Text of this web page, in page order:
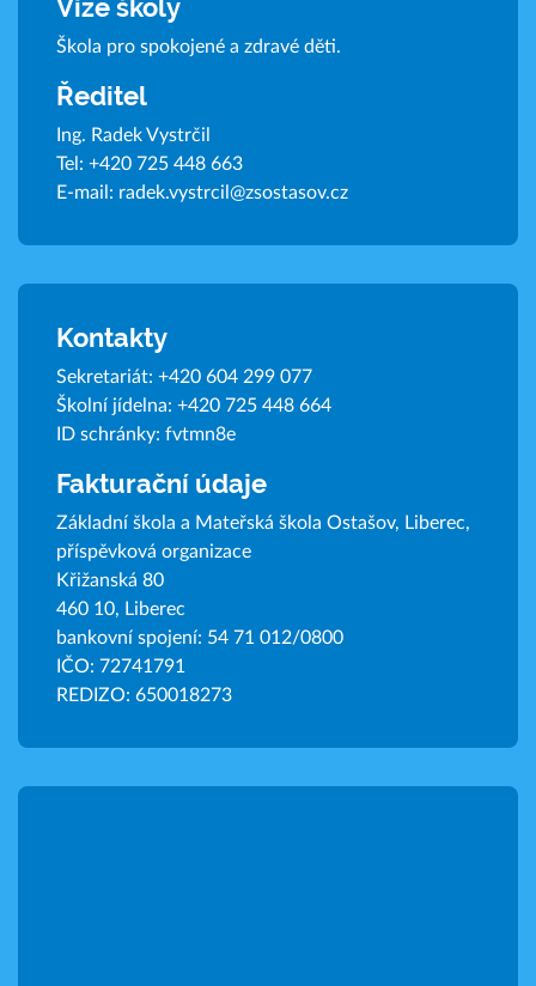
Vize školy
Škola pro spokojené a zdravé děti.
Ředitel
Ing. Radek Vystrčil
Tel: +420 725 448 663
E-mail: radek.vystrcil@zsostasov.cz
Kontakty
Sekretariát: +420 604 299 077
Školní jídelna: +420 725 448 664
ID schránky: fvtmn8e
Fakturační údaje
Základní škola a Mateřská škola Ostašov, Liberec,
příspěvková organizace
Křižanská 80
460 10, Liberec
bankovní spojení: 54 71 012/0800
IČO: 72741791
REDIZO: 650018273